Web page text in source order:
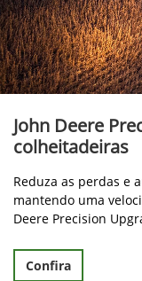
John Deere
colheitadeiras
Reduza as perdas e
mantendo uma
Deere Precision
Confira